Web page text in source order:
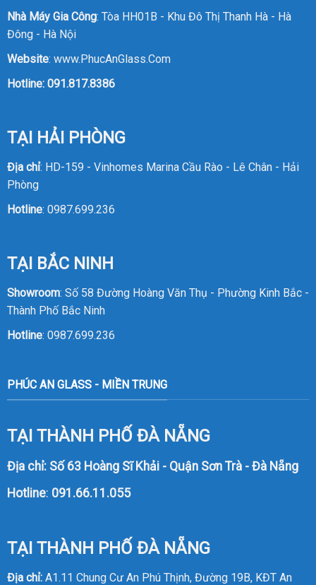
Nhà Máy Gia Công: Tòa HH01B - Khu Đô Thị Thanh Hà - Hà
Đông - Hà Nội
Website: www.PhucAnGlass.Com
Hotline: 091.817.8386
TẠI HẢI PHÒNG
Địa chỉ: HD-159 - Vinhomes Marina Cầu Rào - Lê Chân - Hải
Phòng
Hotline: 0987.699.236
TẠI BẮC NINH
Showroom: Số 58 Đường Hoàng Văn Thụ - Phường Kinh Bắc -
Thành Phố Bắc Ninh
Hotline: 0987.699.236
PHÚC AN GLASS - MIỀN TRUNG
TẠI THÀNH PHỐ ĐÀ NẴNG
Địa chỉ: Số 63 Hoàng Sĩ Khải - Quận Sơn Trà - Đà Nẵng
Hotline: 091.66.11.055
TẠI THÀNH PHỐ ĐÀ NẴNG
Địa chỉ:A1.11 Chung Cư An Phú Thịnh, Đường 19B, KĐT An